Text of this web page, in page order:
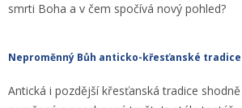
smrti Boha a v čem spočívá nový pohled?
Neproměnný Bůh anticko-křesťanské tradice
Antická i pozdější křesťanská tradice